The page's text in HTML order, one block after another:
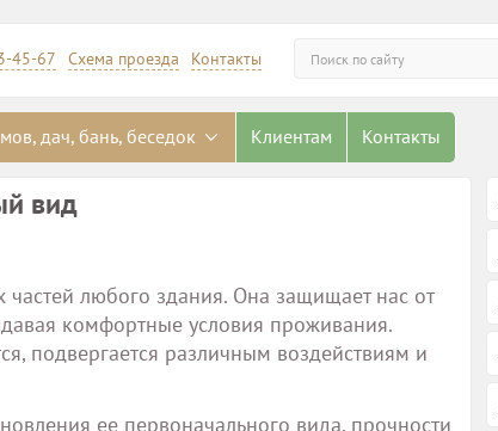
Искать
45-67 Схема проезда Контакты
дач, бань, беседок Клиентам Контакты
вид
любого здания. Она защищает нас от
комфортные условия проживания.
подвергается различным воздействиям и
ее первоначального вида, прочности